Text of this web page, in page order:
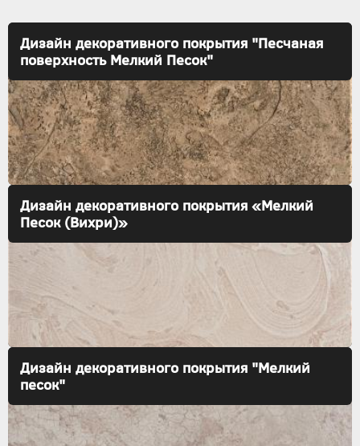
Дизайн декоративного покрытия "Песчаная
поверхность Мелкий Песок"
Дизайн декоративного покрытия «Мелкий
Песок (Вихри)»
Дизайн декоративного покрытия "Мелкий
песок"